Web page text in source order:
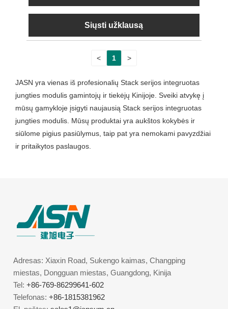
Siųsti užklausą
< 1 >
JASN yra vienas iš profesionalių Stack serijos integruotas
jungties modulis gamintojų ir tiekėjų Kinijoje. Sveiki atvykę į
mūsų gamykloje įsigyti naujausią Stack serijos integruotas
jungties modulis. Mūsų produktai yra aukštos kokybės ir
siūlome pigius pasiūlymus, taip pat yra nemokami pavyzdžiai
ir pritaikytos paslaugos.
Adresas: Xiaxin Road, Sukengo kaimas, Changping
miestas, Dongguan miestas, Guangdong, Kinija
Tel:+86-769-86299641-602
Telefonas:+86-1815381962